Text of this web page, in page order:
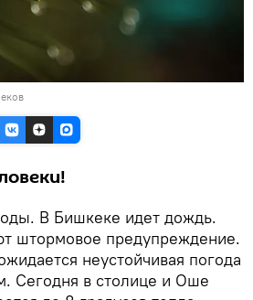
В Бишкеке идет дождь.
штормовое предупреждение.
неустойчивая погода
Сегодня в столице и Оше